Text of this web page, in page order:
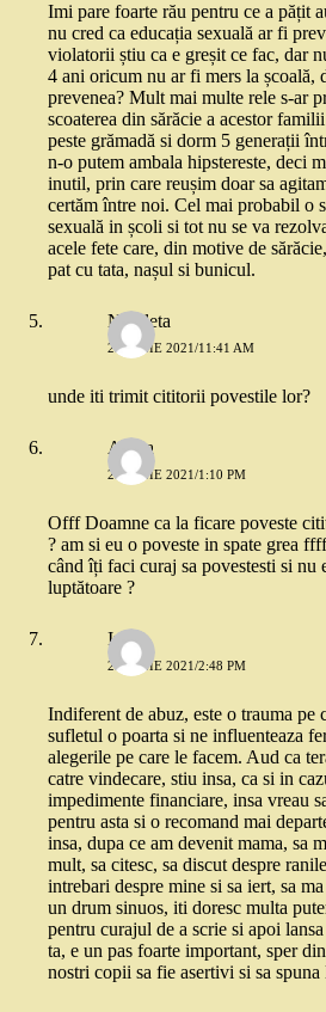
Imi pare foarte rău pentru ce a pățit
nu cred ca educația sexuală ar fi
violatorii știu ca e greșit ce fac, dar
4 ani oricum nu ar fi mers la școală,
prevenea? Mult mai multe rele s-ar
scoaterea din sărăcie a acestor
peste grămadă si dorm 5 generații
n-o putem ambala hipstereste, deci
inutil, prin care reușim doar sa
certăm între noi. Cel mai probabil o
sexuală in școli si tot nu se va
acele fete care, din motive de
pat cu tata, nașul si bunicul.
Nicoleta
25 IUNIE 2021/11:41 AM
unde iti trimit cititorii povestile lor?
Adina
25 IUNIE 2021/1:10 PM
Offf Doamne ca la ficare poveste
? am si eu o poveste in spate grea
când îți faci curaj sa povestesti si nu
luptătoare ?
Irene
25 IUNIE 2021/2:48 PM
Indiferent de abuz, este o trauma pe
sufletul o poarta si ne influenteaza
alegerile pe care le facem. Aud ca
catre vindecare, stiu insa, ca si in
impedimente financiare, insa vreau
pentru asta si o recomand mai
insa, dupa ce am devenit mama, sa
mult, sa citesc, sa discut despre
intrebari despre mine si sa iert, sa
un drum sinuos, iti doresc multa
pentru curajul de a scrie si apoi
ta, e un pas foarte important, sper
nostri copii sa fie asertivi si sa